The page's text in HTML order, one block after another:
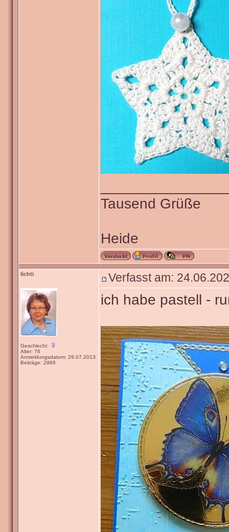
Tausend Grüße
Heide
lichti
Geschlecht:
Alter: 76
Anmeldungsdatum: 29.07.2013
Beiträge: 2966
Verfasst am:
ich habe pastell -